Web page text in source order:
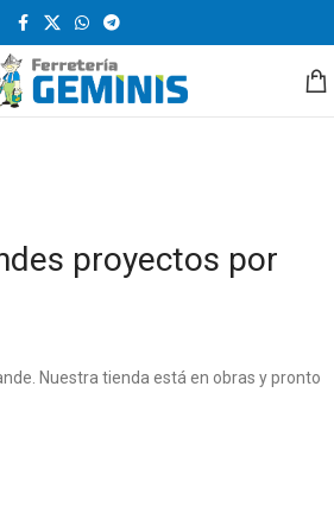
proyectos por
Nuestra tienda está en obras y pronto